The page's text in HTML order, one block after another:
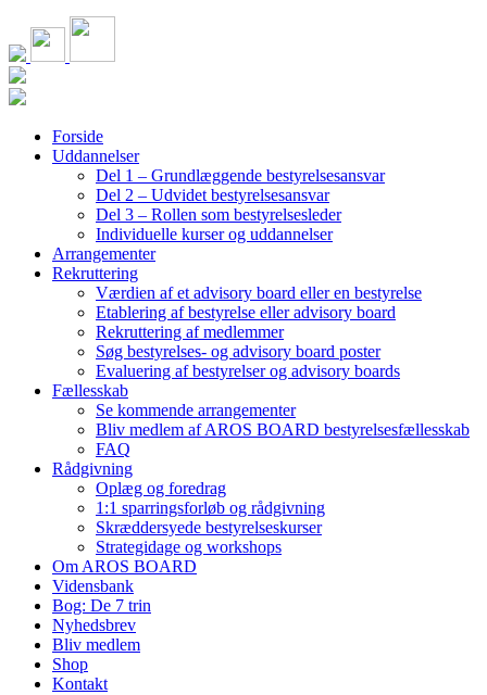
Forside
Uddannelser
Del 1 – Grundlæggende bestyrelsesansvar
Del 2 – Udvidet bestyrelsesansvar
Del 3 – Rollen som bestyrelsesleder
Individuelle kurser og uddannelser
Arrangementer
Rekruttering
Værdien af et advisory board eller en bestyrelse
Etablering af bestyrelse eller advisory board
Rekruttering af medlemmer
Søg bestyrelses- og advisory board poster
Evaluering af bestyrelser og advisory boards
Fællesskab
Se kommende arrangementer
Bliv medlem af AROS BOARD bestyrelsesfællesskab
FAQ
Rådgivning
Oplæg og foredrag
1:1 sparringsforløb og rådgivning
Skræddersyede bestyrelseskurser
Strategidage og workshops
Om AROS BOARD
Vidensbank
Bog: De 7 trin
Nyhedsbrev
Bliv medlem
Shop
Kontakt